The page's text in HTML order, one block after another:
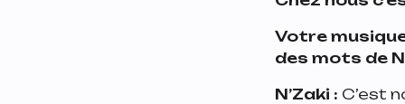
Votre
des mots de
N’Zaki : C’est